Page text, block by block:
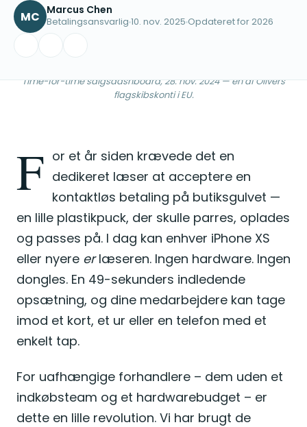
MC Marcus Chen
Betalingsansvarlig 10. nov. 2025 Opdateret for 2026
Time-for-time salgsdashboard, 28. nov. 2024 — en af Olivers
flagskibskonti i EU.
F or et år siden krævede det en
dedikeret læser at acceptere en
kontaktløs betaling på butiksgulvet —
en lille plastikpuck, der skulle parres, oplades
og passes på. I dag kan enhver iPhone XS
eller nyere erlæseren. Ingen hardware. Ingen
dongles. En 49-sekunders indledende
opsætning, og dine medarbejdere kan tage
imod et kort, et ur eller en telefon med et
enkelt tap.
For uafhængige forhandlere – dem uden et
indkøbsteam og et hardwarebudget – er
dette en lille revolution. Vi har brugt de